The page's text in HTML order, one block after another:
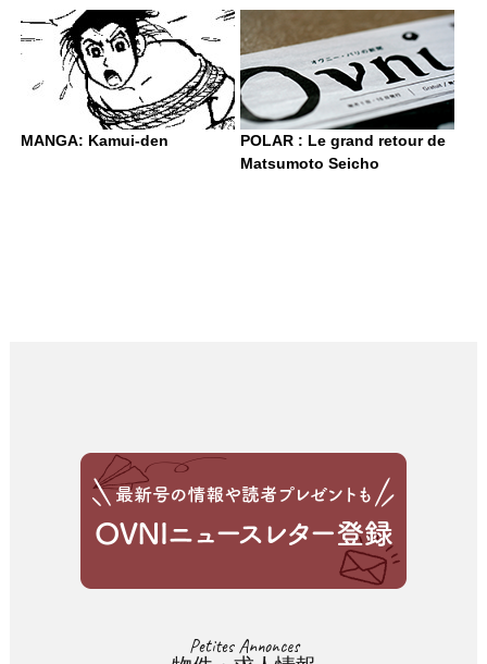
MANGA: Kamui-den
POLAR : Le grand retour de
Matsumoto Seicho
Petites Annonces